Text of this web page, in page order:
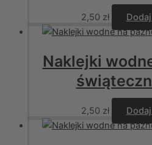
2,50 zł
Naklejki
2,50 zł